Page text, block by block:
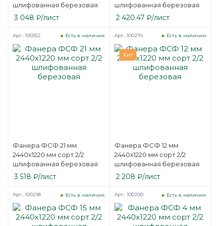
шлифованная березовая
3 048 ₽/лист
шлифованная березовая
2 420.47 ₽/лист
Фанера ФСФ 21 мм
2440х1220 мм сорт 2/2
шлифованная березовая
Есть в наличии
Арт.: 100352
3 518 ₽/лист
Хит
Фанера ФСФ 12 мм
2440х1220 мм сорт 2/2
шлифованная березовая
Есть в наличии
Арт.: 100274
2 208 ₽/лист
Есть в наличии
Арт.: 100298 Есть в наличии
Арт.: 100200